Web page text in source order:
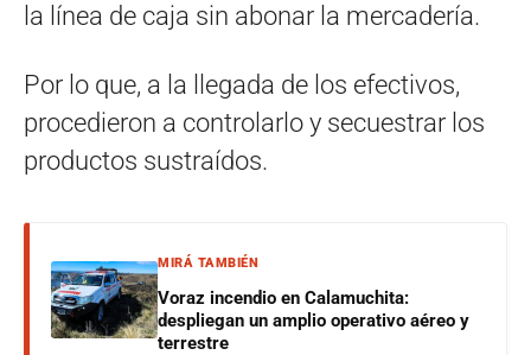
la línea de caja sin abonar la mercadería.
Por lo que, a la llegada de los efectivos,
procedieron a controlarlo y secuestrar los
productos sustraídos.
MIRÁ TAMBIÉN
Voraz incendio en Calamuchita:
despliegan un amplio operativo aéreo y
terrestre